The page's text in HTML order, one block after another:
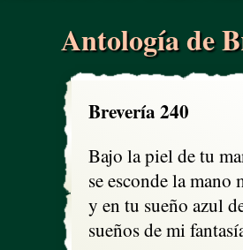
Antología de
Brevería 240
Bajo la piel de tu
se esconde la mano
y en tu sueño azul
sueños de mi